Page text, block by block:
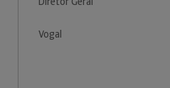
Vogal